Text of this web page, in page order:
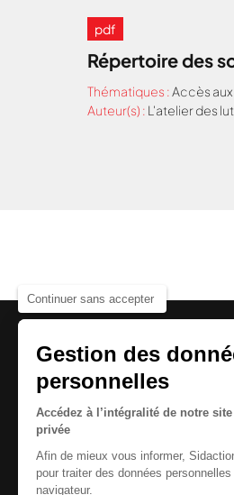
Continuer sans accepter
Gestion des
personnelles
Accédez à l’intégralité de notre
privée
Afin de mieux vous informer,
pour traiter des données
navigateur.
pdf
Répertoire des
Thématiques :Accès
Auteur(s) : L'atelier des
Le centre de
disposer de
la Plateforme
désormais gérée